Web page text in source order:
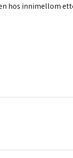
hos innimellom